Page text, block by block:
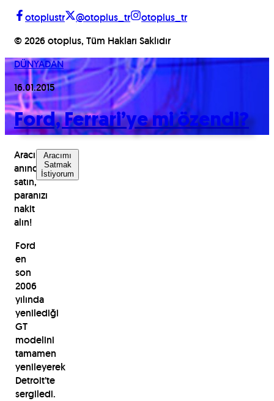
otoplustr
@otoplus_tr
otoplus_tr
© 2026 otoplus, Tüm Hakları Saklıdır
DÜNYADAN
16.01.2015
Ford, Ferrari’ye mi özendi?
Aracınızı
anında
satın,
paranızı
nakit
alın!
Aracımı
Satmak
İstiyorum
Ford
en
son
2006
yılında
yenilediği
GT
modelini
tamamen
yenileyerek
Detroit’te
sergiledi.